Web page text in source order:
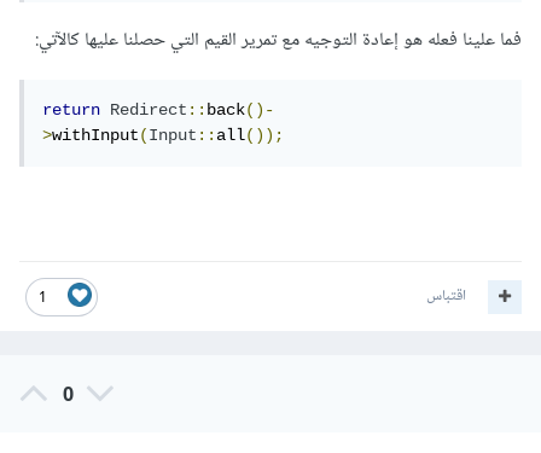
فما علينا فعله هو إعادة التوجيه مع تمرير القيم التي حصلنا عليها كالآتي:
return Redirect::back()-
>withInput(Input::all());
1 اقتباس
0